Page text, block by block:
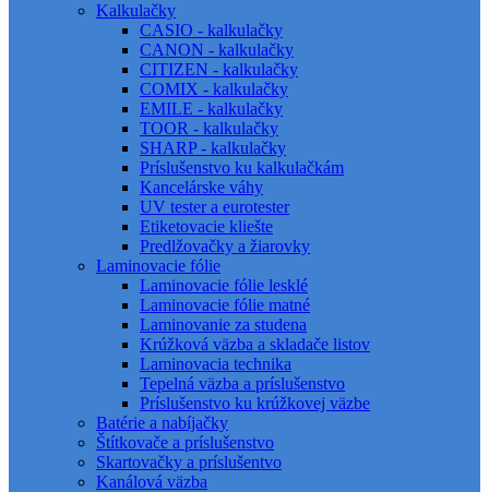
Kalkulačky
CASIO - kalkulačky
CANON - kalkulačky
CITIZEN - kalkulačky
COMIX - kalkulačky
EMILE - kalkulačky
TOOR - kalkulačky
SHARP - kalkulačky
Príslušenstvo ku kalkulačkám
Kancelárske váhy
UV tester a eurotester
Etiketovacie kliešte
Predlžovačky a žiarovky
Laminovacie fólie
Laminovacie fólie lesklé
Laminovacie fólie matné
Laminovanie za studena
Krúžková väzba a skladače listov
Laminovacia technika
Tepelná väzba a príslušenstvo
Príslušenstvo ku krúžkovej väzbe
Batérie a nabíjačky
Štítkovače a príslušenstvo
Skartovačky a príslušentvo
Kanálová väzba